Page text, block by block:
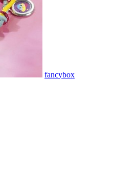
fancybox